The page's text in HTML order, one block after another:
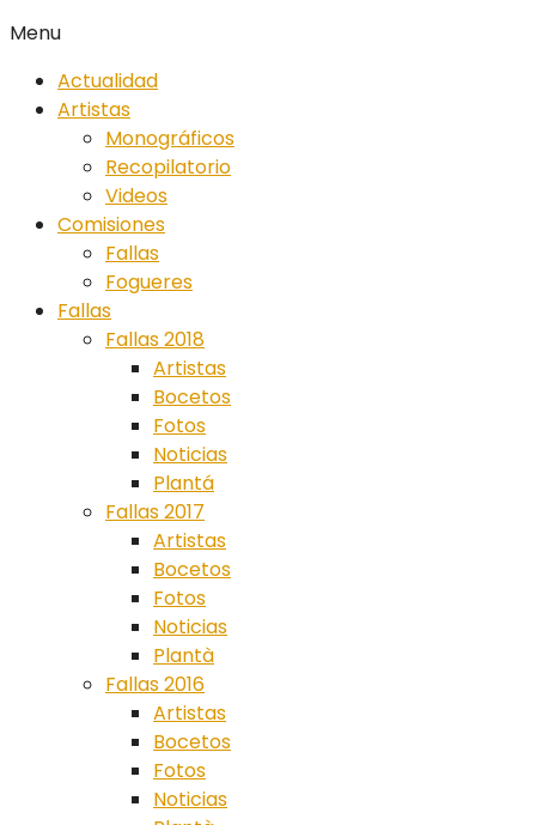
Menu
Actualidad
Artistas
Monográficos
Recopilatorio
Videos
Comisiones
Fallas
Fogueres
Fallas
Fallas 2018
Artistas
Bocetos
Fotos
Noticias
Plantá
Fallas 2017
Artistas
Bocetos
Fotos
Noticias
Plantà
Fallas 2016
Artistas
Bocetos
Fotos
Noticias